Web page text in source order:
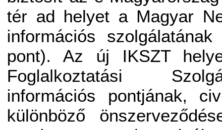
tér ad helyet a Magyar
információs
pont). Az új IKSZT
Foglalkoztatási
információs pontjának,
különböző